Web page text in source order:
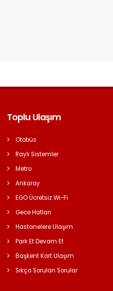
Toplu Ulaşım
Otobüs
Raylı Sistemler
Metro
Ankaray
EGO Ücretsiz Wi-Fi
Gece Hatları
Hastanelere Ulaşım
Park Et Devam Et
Başkent Kart Ulaşım
Sıkça Sorulan Sorular